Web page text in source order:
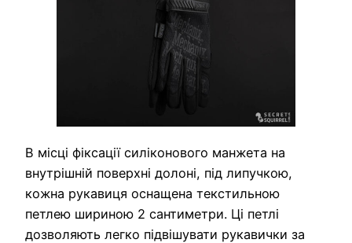
В місці фіксації силіконового манжета на
внутрішній поверхні долоні, під липучкою,
кожна рукавиця оснащена текстильною
петлею шириною 2 сантиметри. Ці петлі
дозволяють легко підвішувати рукавички за